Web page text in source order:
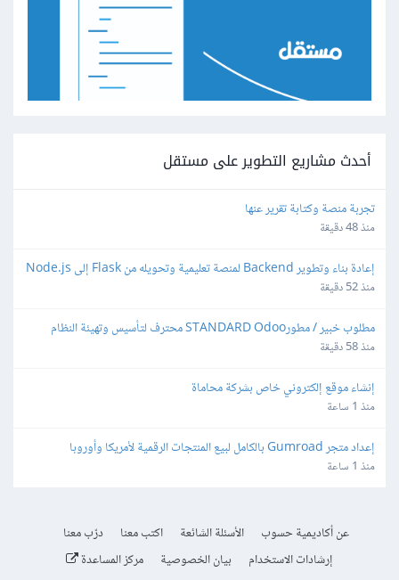
أحدث مشاريع التطوير على مستقل
تجربة منصة وكتابة تقرير عنها
منذ 48 دقيقة
إعادة بناء وتطوير Backend لمنصة تعليمية وتحويله من Flask إلى Node.js
منذ 52 دقيقة
المحاسبي والمخزني والتقارير
منذ 58 دقيقة
إنشاء موقع إلكتروني خاص بشركة محاماة
منذ 1 ساعة
إعداد متجر Gumroad بالكامل لبيع المنتجات الرقمية لأمريكا وأوروبا
منذ 1 ساعة
عن أكاديمية حسوب الأسئلة الشائعة اكتب معنا
درّب معنا
إرشادات الاستخدام
بيان الخصوصية مركز المساعدة